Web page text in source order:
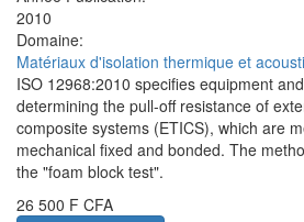
2010
Domaine:
Matériaux d'isolation thermique et
ISO 12968:2010 specifies equipment
determining the pull-off resistance of
composite systems (ETICS), which are
mechanical fixed and bonded. The
the "foam block test".
26 500 F CFA